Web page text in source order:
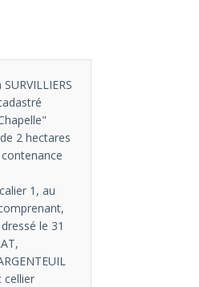
2 hectares
1, au
le 31
cellier